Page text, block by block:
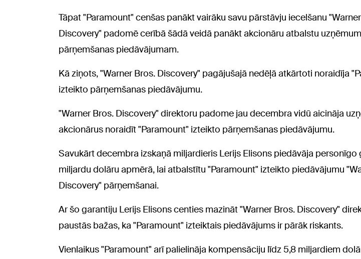
Tāpat "Paramount" cenšas panākt vairāku savu pārstāvju iecelšanu
Discovery" padomē cerībā šādā veidā panākt akcionāru atbalstu
pārņemšanas piedāvājumam.
Kā ziņots, "Warner Bros. Discovery" pagājušajā nedēļā atkārtoti noraidīja
izteikto pārņemšanas piedāvājumu.
"Warner Bros. Discovery" direktoru padome jau decembra vidū aicināja
akcionārus noraidīt "Paramount" izteikto pārņemšanas piedāvājumu.
Savukārt decembra izskaņā miljardieris Lerijs Elisons piedāvāja personīgo
miljardu dolāru apmērā, lai atbalstītu "Paramount" izteikto piedāvājumu
Discovery" pārņemšanai.
Ar šo garantiju Lerijs Elisons centies mazināt "Warner Bros. Discovery"
paustās bažas, ka "Paramount" izteiktais piedāvājums ir pārāk riskants.
Vienlaikus "Paramount" arī palielināja kompensāciju līdz 5,8 miljardiem